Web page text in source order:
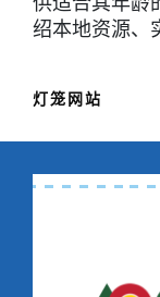
绍本地资源、
灯笼网站